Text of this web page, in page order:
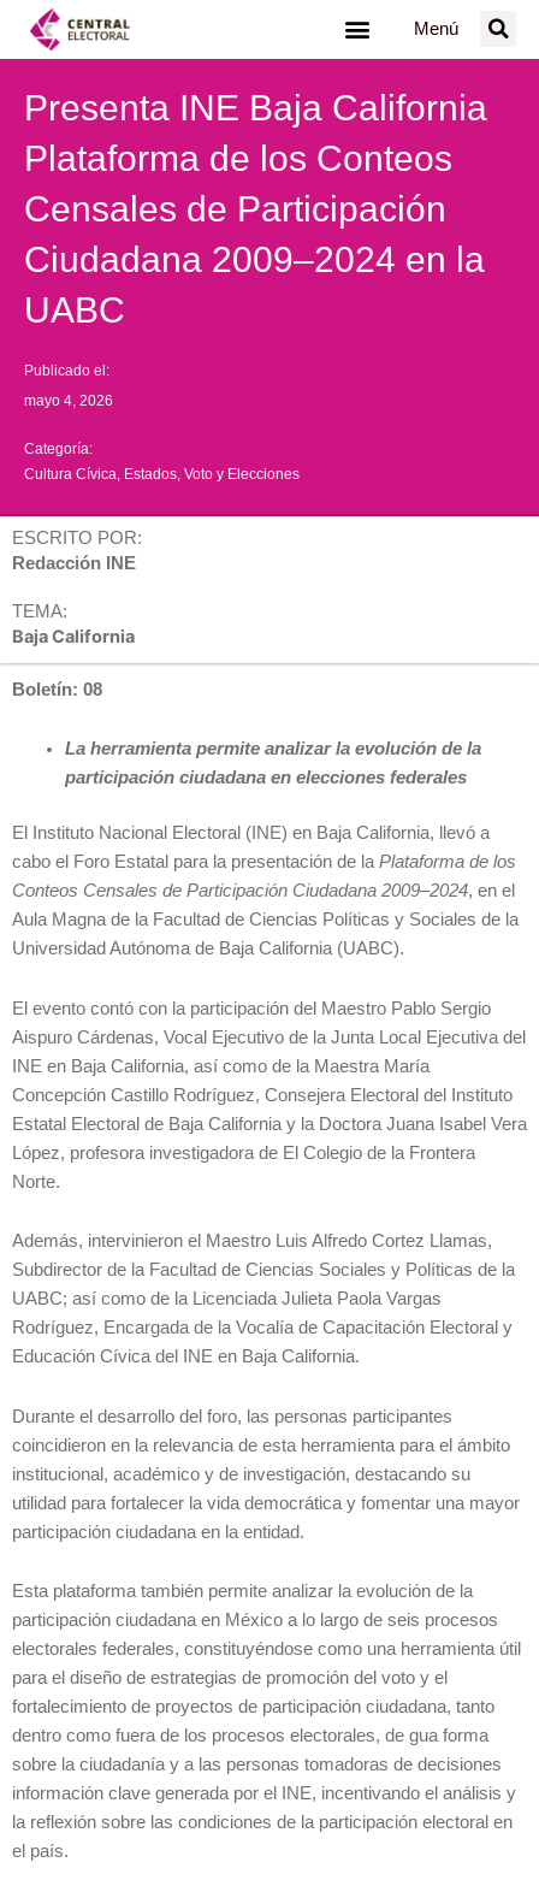
Menú
Presenta INE Baja California
Plataforma de los Conteos
Censales de Participación
Ciudadana 2009–2024 en la
UABC
Publicado el:
mayo 4, 2026
Categoría:
Cultura Cívica Estados Voto y Elecciones
ESCRITO POR:
Redacción INE
TEMA:
Baja California
Boletín: 08
La herramienta permite analizar la evolución de la
participación ciudadana en elecciones federales
El Instituto Nacional Electoral (INE) en Baja California, llevó a
cabo el Foro Estatal para la presentación de la Plataforma de los
Conteos Censales de Participación Ciudadana 2009–2024, en el
Aula Magna de la Facultad de Ciencias Políticas y Sociales de la
Universidad Autónoma de Baja California (UABC).
El evento contó con la participación del Maestro Pablo Sergio
Aispuro Cárdenas, Vocal Ejecutivo de la Junta Local Ejecutiva del
INE en Baja California, así como de la Maestra María
Concepción Castillo Rodríguez, Consejera Electoral del Instituto
Estatal Electoral de Baja California y la Doctora Juana Isabel Vera
López, profesora investigadora de El Colegio de la Frontera
Norte.
Además, intervinieron el Maestro Luis Alfredo Cortez Llamas,
Subdirector de la Facultad de Ciencias Sociales y Políticas de la
UABC; así como de la Licenciada Julieta Paola Vargas
Rodríguez, Encargada de la Vocalía de Capacitación Electoral y
Educación Cívica del INE en Baja California.
Durante el desarrollo del foro, las personas participantes
coincidieron en la relevancia de esta herramienta para el ámbito
institucional, académico y de investigación, destacando su
utilidad para fortalecer la vida democrática y fomentar una mayor
participación ciudadana en la entidad.
Esta plataforma también permite analizar la evolución de la
participación ciudadana en México a lo largo de seis procesos
electorales federales, constituyéndose como una herramienta útil
para el diseño de estrategias de promoción del voto y el
fortalecimiento de proyectos de participación ciudadana, tanto
dentro como fuera de los procesos electorales, de gua forma
sobre la ciudadanía y a las personas tomadoras de decisiones
información clave generada por el INE, incentivando el análisis y
la reflexión sobre las condiciones de la participación electoral en
el país.